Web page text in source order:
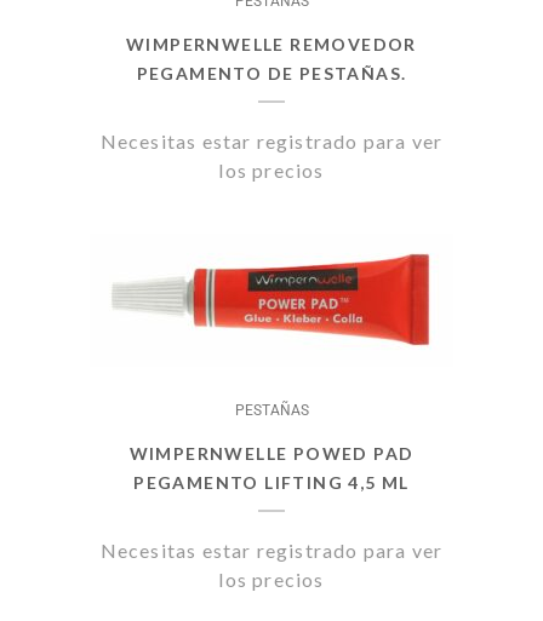
WIMPERNWELLE REMOVEDOR
PEGAMENTO DE PESTAÑAS.
Necesitas estar registrado para ver
los precios
PESTAÑAS
WIMPERNWELLE POWED PAD
PEGAMENTO LIFTING 4,5 ML
Necesitas estar registrado para ver
los precios